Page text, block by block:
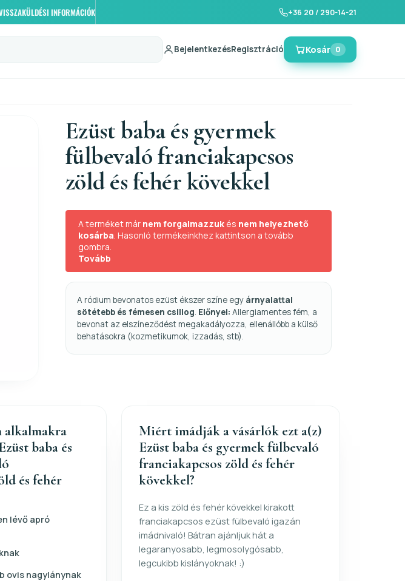
INFORMÁCIÓK +36 20 / 290-14-21
BejelentkezésRegisztráció Kosár 0
Ezüst baba és gyermek
fülbevaló franciakapcsos
zöld és fehér kövekkel
A terméket már nem forgalmazzukés nem helyezhető
kosárba. Hasonló termékeinkhez kattintson a tovább
gombra.
Tovább
A ródium bevonatos ezüst ékszer színe egy árnyalattal
sötétebb és fémesen csillog. Előnyei: Allergiamentes fém, a
bevonat az elszíneződést megakadályozza, ellenállóbb a külső
behatásokra (kozmetikumok, izzadás, stb).
alkalmakra
baba és
és fehér
lévő apró
ovis nagylánynak
Miért imádják a vásárlók ezt a(z)
Ezüst baba és gyermek fülbevaló
franciakapcsos zöld és fehér
kövekkel?
Ez a kis zöld és fehér kövekkel kirakott
franciakapcsos ezüst fülbevaló igazán
imádnivaló! Bátran ajánljuk hát a
legaranyosabb, legmosolygósabb,
legcukibb kislányoknak! :)